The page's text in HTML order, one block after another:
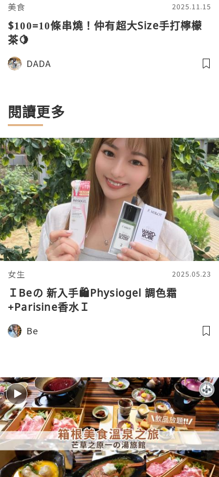
美食 2025.11.15
$100=10條串燒！仲有超大Size手打檸檬
茶🍋
DADA
閱讀更多
女生 2025.05.23
ＩBeの 新入手🛍Physiogel 調色霜
+Parisine香水Ｉ
Be